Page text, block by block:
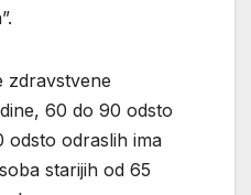
zdravstvene
60 do 90 odsto
odsto odraslih ima
starijih od 65